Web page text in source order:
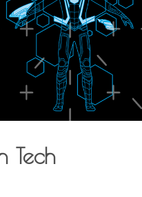
Tech